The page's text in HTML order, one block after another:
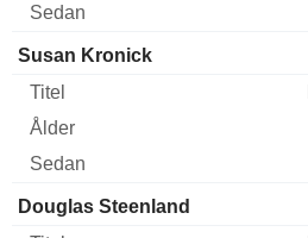
Susan Kronick
Douglas Steenland